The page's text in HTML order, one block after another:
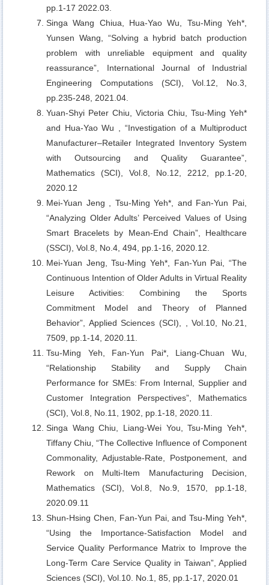
pp.1-17 2022.03.
Singa Wang Chiua, Hua-Yao Wu, Tsu-Ming Yeh*,
Yunsen Wang, “Solving a hybrid batch production
problem with unreliable equipment and quality
reassurance”, International Journal of Industrial
Engineering Computations (SCI), Vol.12, No.3,
pp.235-248, 2021.04.
Yuan-Shyi Peter Chiu, Victoria Chiu, Tsu-Ming Yeh*
and Hua-Yao Wu , “Investigation of a Multiproduct
Manufacturer–Retailer Integrated Inventory System
with Outsourcing and Quality Guarantee”,
Mathematics (SCI), Vol.8, No.12, 2212, pp.1-20,
2020.12
Mei-Yuan Jeng , Tsu-Ming Yeh*, and Fan-Yun Pai,
“Analyzing Older Adults’ Perceived Values of Using
Smart Bracelets by Mean-End Chain”, Healthcare
(SSCI), Vol.8, No.4, 494, pp.1-16, 2020.12.
Mei-Yuan Jeng, Tsu-Ming Yeh*, Fan-Yun Pai, “The
Continuous Intention of Older Adults in Virtual Reality
Leisure Activities: Combining the Sports
Commitment Model and Theory of Planned
Behavior”, Applied Sciences (SCI), , Vol.10, No.21,
7509, pp.1-14, 2020.11.
Tsu-Ming Yeh, Fan-Yun Pai*, Liang-Chuan Wu,
“Relationship Stability and Supply Chain
Performance for SMEs: From Internal, Supplier and
Customer Integration Perspectives”, Mathematics
(SCI), Vol.8, No.11, 1902, pp.1-18, 2020.11.
Singa Wang Chiu, Liang-Wei You, Tsu-Ming Yeh*,
Tiffany Chiu, “The Collective Influence of Component
Commonality, Adjustable-Rate, Postponement, and
Rework on Multi-Item Manufacturing Decision,
Mathematics (SCI), Vol.8, No.9, 1570, pp.1-18,
2020.09.11
Shun-Hsing Chen, Fan-Yun Pai, and Tsu-Ming Yeh*,
“Using the Importance-Satisfaction Model and
Service Quality Performance Matrix to Improve the
Long-Term Care Service Quality in Taiwan”, Applied
Sciences (SCI), Vol.10. No.1, 85, pp.1-17, 2020.01